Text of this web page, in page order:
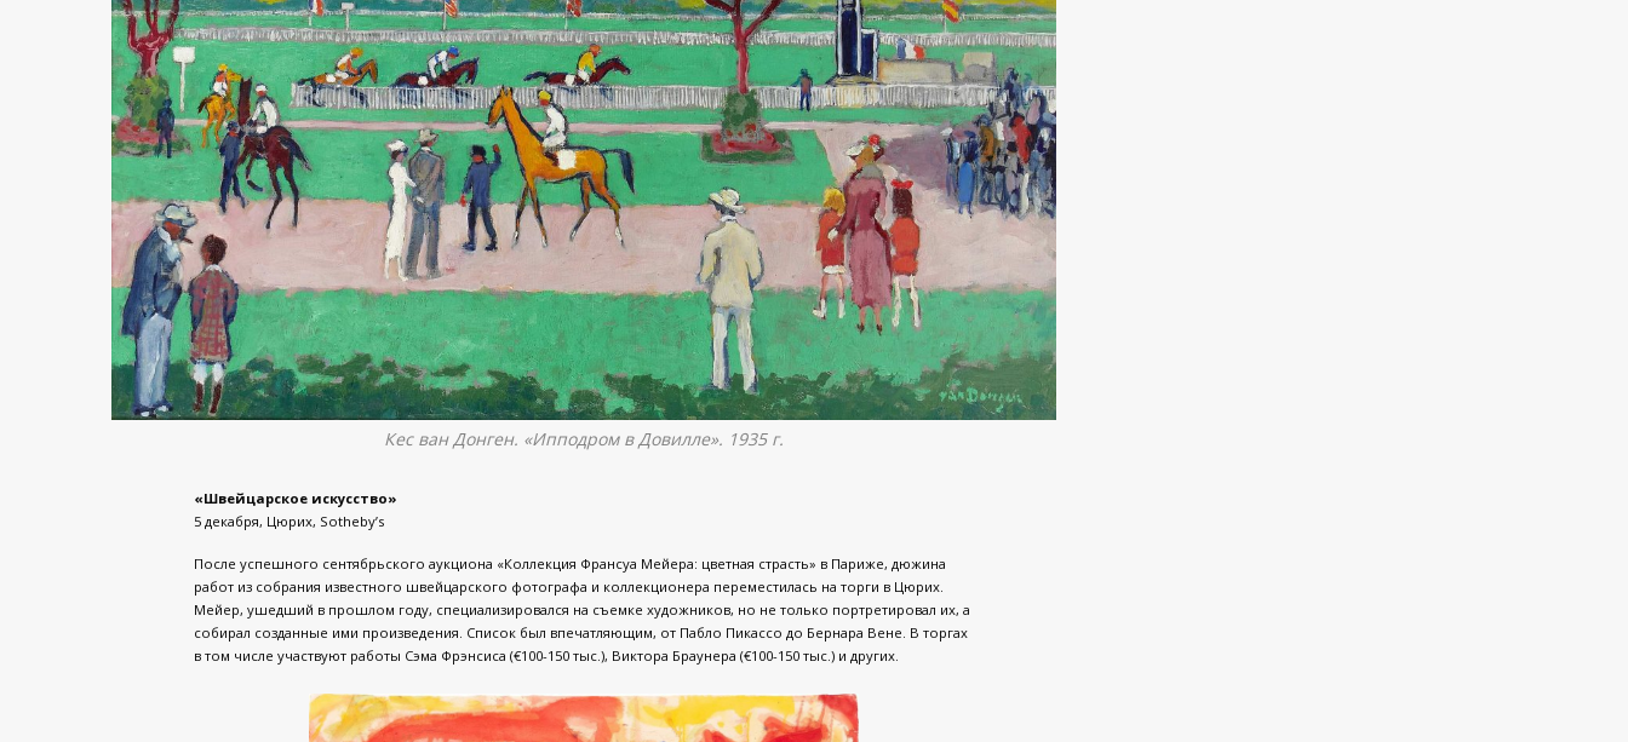
Кес ван Донген. «Ипподром в Довилле». 1935 г.
«Швейцарское искусство»
5 декабря, Цюрих, Sotheby’s
После успешного сентябрьского аукциона «Коллекция Франсуа Мейера: цветная страсть» в Париже, дюжина
работ из собрания известного швейцарского фотографа и коллекционера переместилась на торги в Цюрих.
Мейер, ушедший в прошлом году, специализировался на съемке художников, но не только портретировал их, а
собирал созданные ими произведения. Список был впечатляющим, от Пабло Пикассо до Бернара Вене. В торгах
в том числе участвуют работы Сэма Фрэнсиса (€100-150 тыс.), Виктора Браунера (€100-150 тыс.) и других.